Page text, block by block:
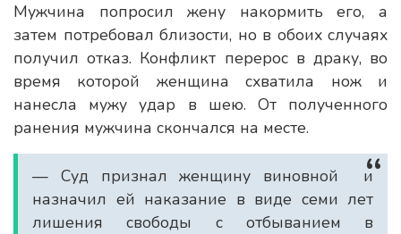
Мужчина попросил жену накормить его, а
затем потребовал близости, но в обоих случаях
получил отказ. Конфликт перерос в драку, во
время которой женщина схватила нож и
нанесла мужу удар в шею. От полученного
ранения мужчина скончался на месте.
— Суд признал женщину виновной и
назначил ей наказание в виде семи лет
лишения свободы с отбыванием в